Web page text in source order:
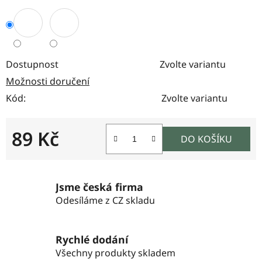
Dostupnost
Zvolte variantu
Možnosti doručení
Kód:
Zvolte variantu
89 Kč DO KOŠÍKU
Jsme česká firma
Odesíláme z CZ skladu
Rychlé dodání
Všechny produkty skladem